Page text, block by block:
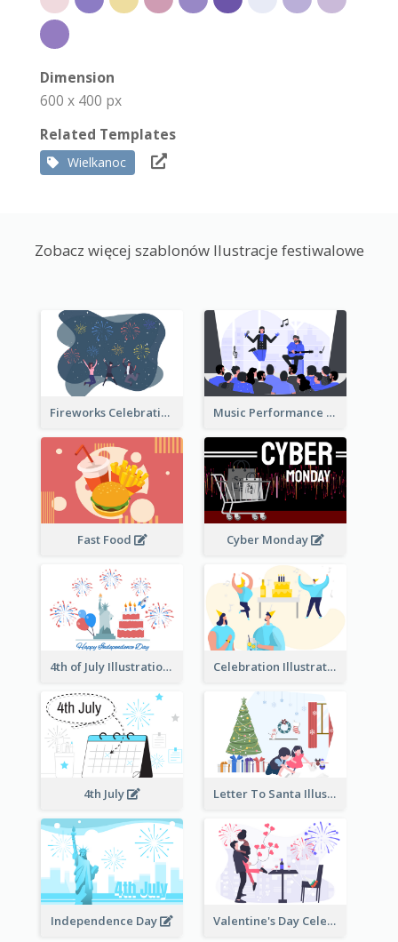
Dimension
600 x 400 px
Related Templates
Wielkanoc
Zobacz więcej szablonów Ilustracje festiwalowe
Fireworks Celebration Illustration Music Performance Illustration
Fast Food Cyber Monday
4th of July Illustration Celebration Illustration
4th July Letter To Santa Illustration
Independence Day Valentine's Day Celebration